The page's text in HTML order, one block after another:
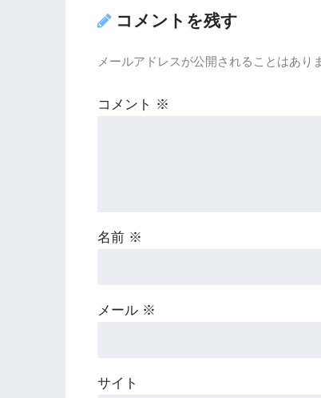
コメントを残す
メールアドレスが公開されることはあり
コメント ※
名前 ※
メール ※
サイト